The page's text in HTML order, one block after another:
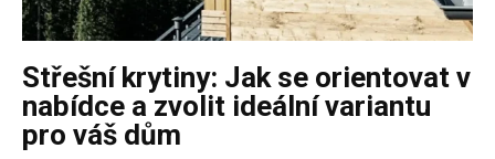
Střešní krytiny: Jak se orientovat v
nabídce a zvolit ideální variantu
pro váš dům